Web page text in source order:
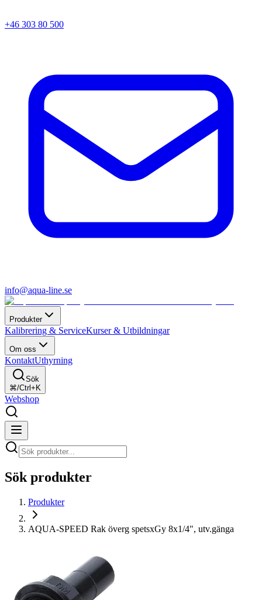
+46 303 80 500
info@aqua-line.se
Produkter
Kalibrering & ServiceKurser & Utbildningar
Om oss
KontaktUthyrning
Sök
⌘/Ctrl+K
Webshop
Sök produkter
Produkter
AQUA-SPEED Rak överg spetsxGy 8x1/4", utv.gänga